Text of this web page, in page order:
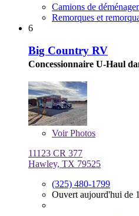
Camions de
Remorques et
6
Big Country RV
Concessionnaire U-Haul
VoirPhotos
11123 CR 377
Hawley, TX 79525
(325) 480-1799
Ouvert aujourd'hui de